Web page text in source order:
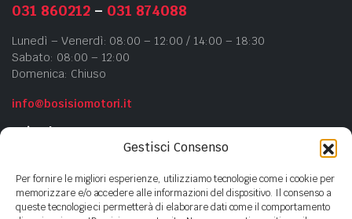
Gestisci Consenso
Per fornire le migliori esperienze, utilizziamo tecnologie come i cookie per
memorizzare e/o accedere alle informazioni del dispositivo. Il consenso a
queste tecnologie ci permetterà di elaborare dati come il comportamento
031 860212– 031 874088
Lunedì – Venerdì: 08:00 – 12:00 / 14:00 – 18:30
Sabato: 08:00 – 12:00
Domenica: Chiuso
info@bosisiomotori.it
Azienda
Contatti
Privacy Policy